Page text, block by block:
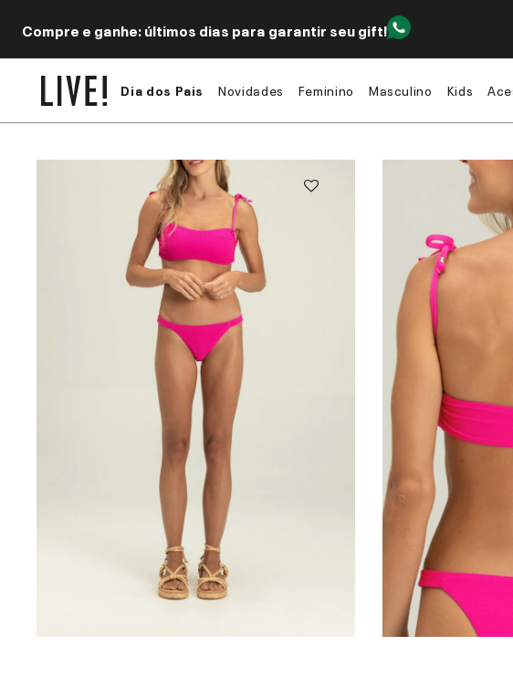
Compre e ganhe: últimos dias para garantir seu gift!
Dia dos Pais Novidades Feminino Masculino Kids